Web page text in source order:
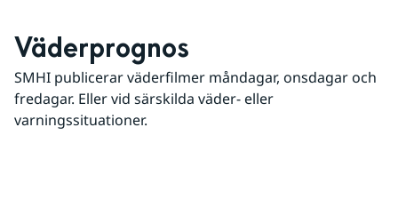
Väderprognos
SMHI publicerar väderfilmer måndagar, onsdagar och
fredagar. Eller vid särskilda väder- eller
varningssituationer.